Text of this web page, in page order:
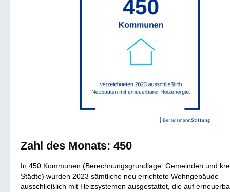
Zahl des Monats: 450
In 450 Kommunen (Berechnungsgrundlage: Gemeinden und
Städte) wurden 2023 sämtliche neu errichtete Wohngebäude
ausschließlich mit Heizsystemen ausgestattet, die auf